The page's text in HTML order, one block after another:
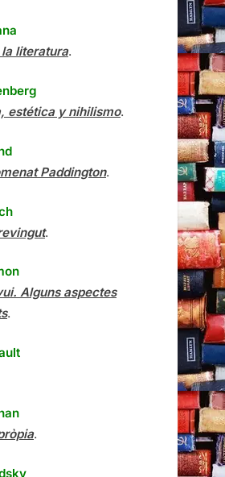
literatura.
estética y nihilismo.
Paddington.
.
Alguns aspectes
.
.